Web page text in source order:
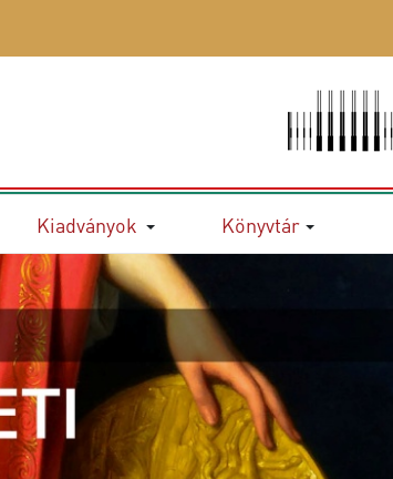
Kiadványok Könyvtár